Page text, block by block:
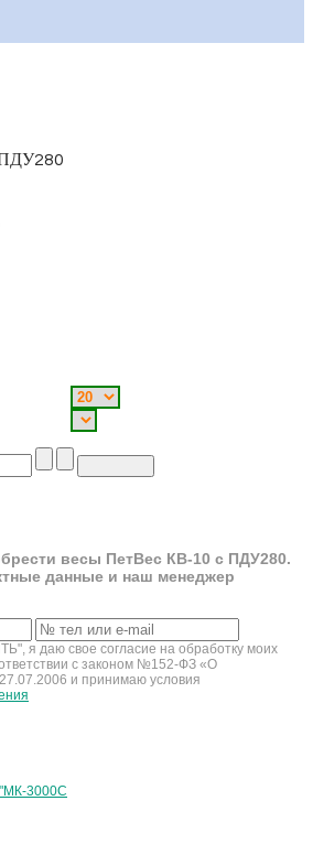
весы ПетВес КВ-10 с ПДУ280.
данные и наш менеджер
я даю свое согласие на обработку моих
с законом №152-ФЗ «О
и принимаю условия
МК-3000C